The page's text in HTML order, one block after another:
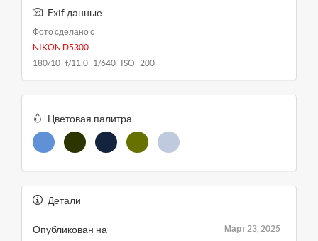
Exif данные
Фото сделано с
NIKON D5300
180/10 f/11.0 1/640 ISO 200
Цветовая палитра
Детали
Март 23, 2025
Опубликован на